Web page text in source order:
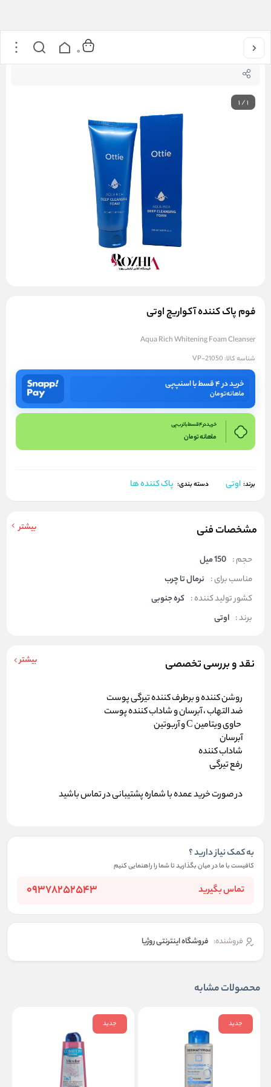
خانه فوم پاک کننده آکواریچ اوتی
0
1/1
فوم پاک کننده آکواریچ اوتی
Aqua Rich Whitening Foam Cleanser
شناسه کالا: VP-21050
خرید در ۴ قسط با اسنپ‌پی
ماهانهتومان
خرید در 4 قسط با ترب پی
ماهانهتومان
برند: اوتی دسته بندی: پاک کننده ها
مشخصات فنی بیشتر
حجم : 150 میل
مناسب برای : نرمال تا چرب
کشور تولید کننده : کره جنوبی
برند : اوتی
نقد و بررسی تخصصی بیشتر
روشن کننده و برطرف کننده تیرگی پوست
ضد التهاب ، آبرسان و شاداب کننده پوست
حاوی ویتامین C و آربوتین
آبرسان
شاداب کننده
رفع تیرگی
در صورت خرید عمده با شماره پشتیبانی در تماس باشید
به کمک نیاز دارید ؟
کافیست با ما در میان بگذارید تا شما را راهنمایی کنیم
تماس بگیرید 09378252543
فروشنده: فروشگاه اینترنتی روژیا
محصولات مشابه
جدید جدید